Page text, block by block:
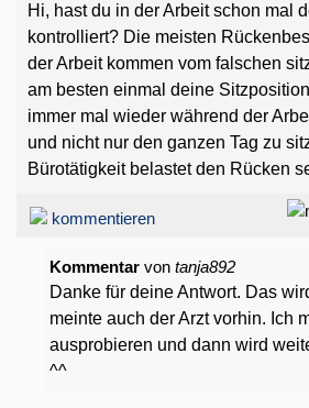
Hi, hast du in der Arbeit schon mal
kontrolliert? Die meisten
der Arbeit kommen vom falschen
am besten einmal deine
immer mal wieder während der
und nicht nur den ganzen Tag zu
Bürotätigkeit belastet den Rücken
kommentieren
Kommentar von tanja892
Danke für deine Antwort. Das
meinte auch der Arzt vorhin. Ich
ausprobieren und dann wird
^^